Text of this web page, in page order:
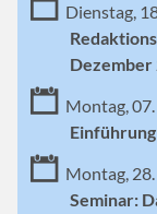
Dienstag,
Dezember
Montag,
Montag,
Seminar: